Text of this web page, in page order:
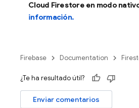
Cloud Firestore en modo
información.
Firebase Documentation
¿Te ha resultado útil?
Enviar comentarios